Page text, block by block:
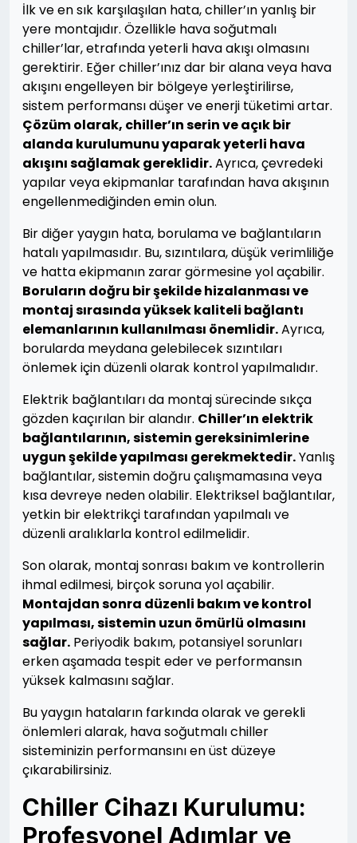
İlk ve en sık karşılaşılan hata, chiller’ın yanlış bir
yere montajıdır. Özellikle hava soğutmalı
chiller’lar, etrafında yeterli hava akışı olmasını
gerektirir. Eğer chiller’ınız dar bir alana veya hava
akışını engelleyen bir bölgeye yerleştirilirse,
sistem performansı düşer ve enerji tüketimi artar.
Çözüm olarak, chiller’ın serin ve açık bir
alanda kurulumunu yaparak yeterli hava
akışını sağlamak gereklidir.Ayrıca, çevredeki
yapılar veya ekipmanlar tarafından hava akışının
engellenmediğinden emin olun.
Bir diğer yaygın hata, borulama ve bağlantıların
hatalı yapılmasıdır. Bu, sızıntılara, düşük verimliliğe
ve hatta ekipmanın zarar görmesine yol açabilir.
Boruların doğru bir şekilde hizalanması ve
montaj sırasında yüksek kaliteli bağlantı
elemanlarının kullanılması önemlidir.Ayrıca,
borularda meydana gelebilecek sızıntıları
önlemek için düzenli olarak kontrol yapılmalıdır.
Elektrik bağlantıları da montaj sürecinde sıkça
gözden kaçırılan bir alandır. Chiller’ın elektrik
bağlantılarının, sistemin gereksinimlerine
uygun şekilde yapılması gerekmektedir.Yanlış
bağlantılar, sistemin doğru çalışmamasına veya
kısa devreye neden olabilir. Elektriksel bağlantılar,
yetkin bir elektrikçi tarafından yapılmalı ve
düzenli aralıklarla kontrol edilmelidir.
Son olarak, montaj sonrası bakım ve kontrollerin
ihmal edilmesi, birçok soruna yol açabilir.
Montajdan sonra düzenli bakım ve kontrol
yapılması, sistemin uzun ömürlü olmasını
sağlar. Periyodik bakım, potansiyel sorunları
erken aşamada tespit eder ve performansın
yüksek kalmasını sağlar.
Bu yaygın hataların farkında olarak ve gerekli
önlemleri alarak, hava soğutmalı chiller
sisteminizin performansını en üst düzeye
çıkarabilirsiniz.
Chiller Cihazı Kurulumu:
Profesyonel Adımlar ve